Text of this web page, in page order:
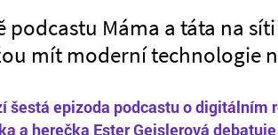
podcastu Máma a táta na
mít moderní technologie
šestá epizoda podcastu o digitálním
a herečka Ester Geislerová